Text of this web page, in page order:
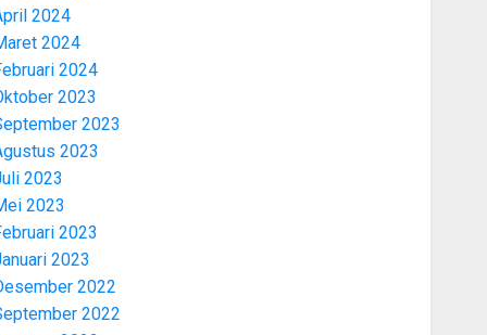
2024
2024
2024
2023
2023
2023
2023
2023
2023
2023
2022
2022